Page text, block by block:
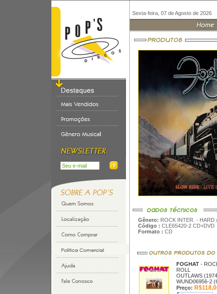
Sexta-feira, 07 de Agosto de 2026
Gênero: ROCK INTER. - HARD
Código : CLE65420-2 CD+DVD
Formato : CD
FOGHAT -
ROLL
OUTLAWS
WUND06956-2
Preço: